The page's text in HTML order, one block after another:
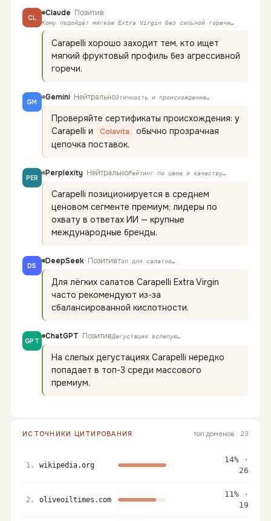
CL Claude· Позитив
Кому подойдёт мягкое Extra Virgin без сильной горечи…
Carapelli хорошо заходит тем, кто ищет
мягкий фруктовый профиль без агрессивной
горечи.
GM Gemini· НейтральноЭтичность и происхождение…
Проверяйте сертификаты происхождения: у
Carapelli и
Colavita
обычно прозрачная
цепочка поставок.
PER Perplexity· НейтральноРейтинг по цене и качеству…
Carapelli позиционируется в среднем
ценовом сегменте премиум; лидеры по
охвату в ответах ИИ — крупные
международные бренды.
DS DeepSeek· ПозитивТоп для салатов…
Для лёгких салатов Carapelli Extra Virgin
часто рекомендуют из-за
сбалансированной кислотности.
GPT ChatGPT· ПозитивДегустация вслепую…
На слепых дегустациях Carapelli нередко
попадает в топ-3 среди массового
премиум.
ИСТОЧНИКИ ЦИТИРОВАНИЯ топ доменов · 23
1 . wikipedia.org
14% ·
26
2 . oliveoiltimes.com
11% ·
19